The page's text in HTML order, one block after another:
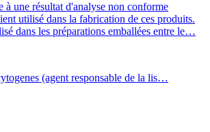
à une résultat d'analyse non conforme
utilisé dans la fabrication de ces produits.
dans les préparations emballées entre le…
(agent responsable de la lis…